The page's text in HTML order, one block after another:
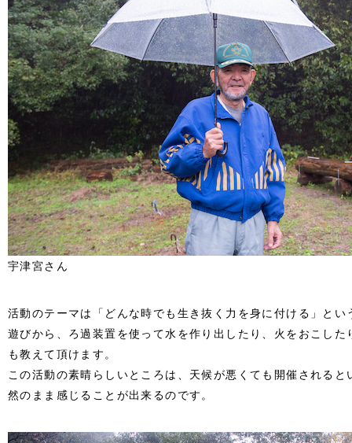
宇津宮さん
活動のテーマは「どんな時でも生き抜く力を身に付ける」と
遊びから、ろ過装置を使って水を作り出したり、火をおこし
も教えて頂けます。
この活動の素晴らしいところは、天候が悪くても開催される
然のまま感じることが出来るのです。